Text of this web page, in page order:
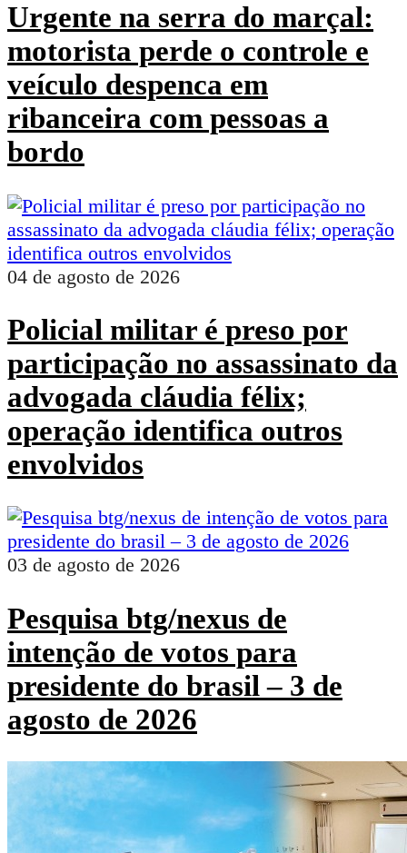
Urgente na serra do marçal:
motorista perde o controle e
veículo despenca em
ribanceira com pessoas a
bordo
04 de agosto de 2026
Policial militar é preso por
participação no assassinato da
advogada cláudia félix;
operação identifica outros
envolvidos
03 de agosto de 2026
Pesquisa btg/nexus de
intenção de votos para
presidente do brasil – 3 de
agosto de 2026